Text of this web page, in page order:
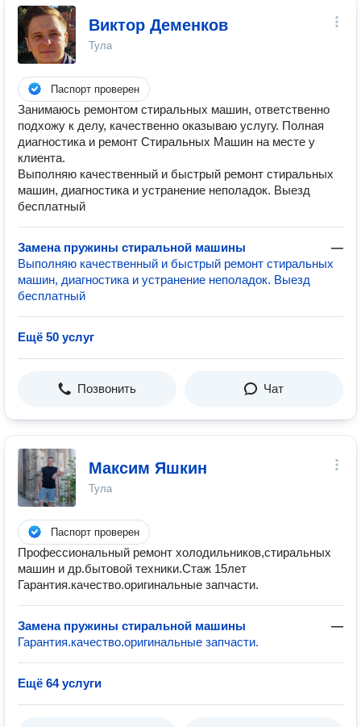
Виктор Деменков
Тула
Паспорт проверен
Занимаюсь ремонтом стиральных машин, ответственно
подхожу к делу, качественно оказываю услугу. Полная
диагностика и ремонт Стиральных Машин на месте у
клиента.
Выполняю качественный и быстрый ремонт стиральных
машин, диагностика и устранение неполадок. Выезд
бесплатный
Замена пружины стиральной машины
—
Выполняю качественный и быстрый ремонт стиральных
машин, диагностика и устранение неполадок. Выезд
бесплатный
Ещё 50 услуг
Позвонить Чат
Максим Яшкин
Тула
Паспорт проверен
Профессиональный ремонт холодильников,стиральных
машин и др.бытовой техники.Стаж 15лет
Гарантия.качество.оригинальные запчасти.
Замена пружины стиральной машины
—
Гарантия.качество.оригинальные запчасти.
Ещё 64 услуги